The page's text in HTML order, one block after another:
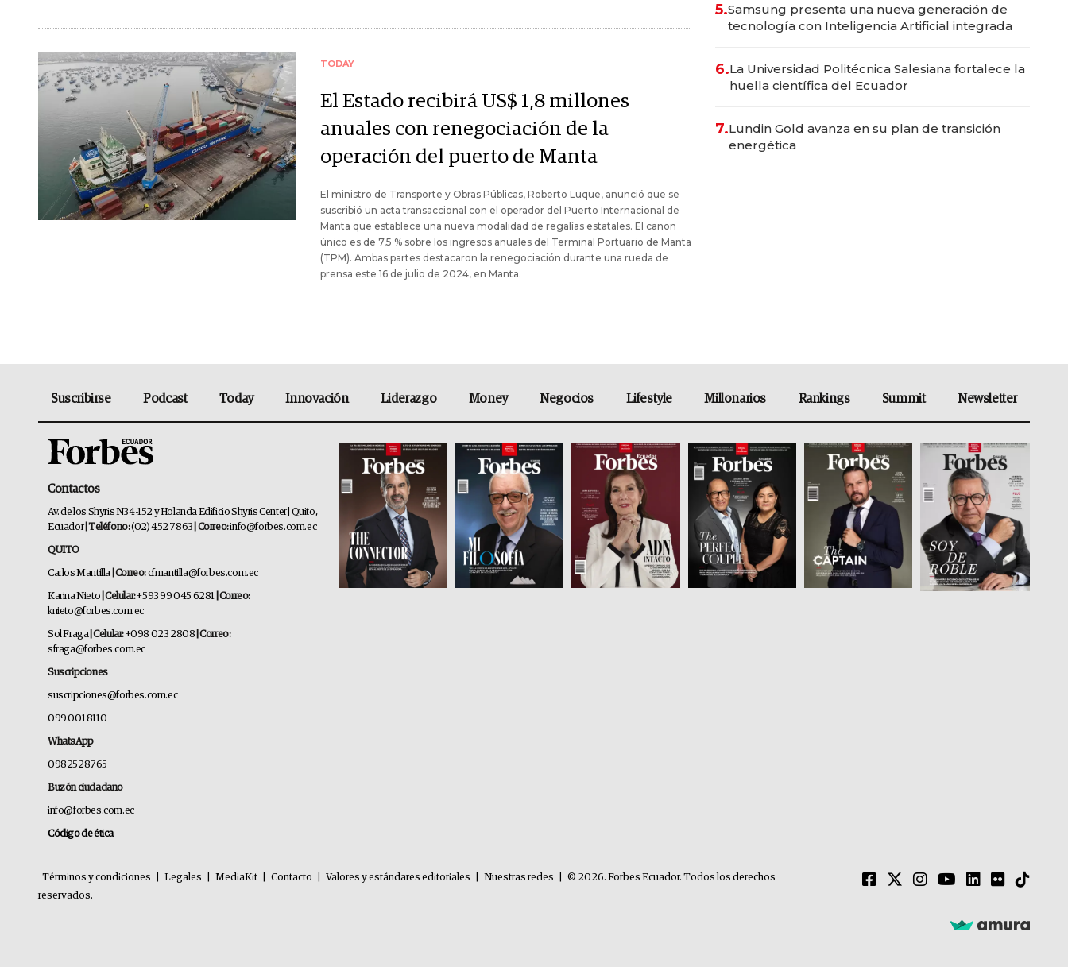
TODAY
El Estado recibirá US$ 1,8 millones
anuales con renegociación de la
operación del puerto de Manta
El ministro de Transporte y Obras Públicas, Roberto Luque, anunció que se
suscribió un acta transaccional con el operador del Puerto Internacional de
Manta que establece una nueva modalidad de regalías estatales. El canon
único es de 7,5 % sobre los ingresos anuales del Terminal Portuario de Manta
(TPM). Ambas partes destacaron la renegociación durante una rueda de
prensa este 16 de julio de 2024, en Manta.
5.Samsung presenta una nueva generación de
tecnología con Inteligencia Artificial integrada
6.La Universidad Politécnica Salesiana fortalece la
huella científica del Ecuador
7.Lundin Gold avanza en su plan de transición
energética
Suscribirse Podcast Today Innovación Liderazgo Money Negocios Lifestyle Millonarios Rankings Summit Newsletter
Contactos
Av. de los Shyris N34-152 y Holanda Edificio Shyris Center | Quito,
Ecuador | Teléfono:(02) 452 7863 | Correo:info@forbes.com.ec
QUITO
Carlos Mantilla | Correo:cfmantilla@forbes.com.ec
Karina Nieto | Celular:+593 99 045 6281 | Correo:
knieto@forbes.com.ec
Sol Fraga| Celular:+098 023 2808 | Correo:
sfraga@forbes.com.ec
Suscripciones
suscripciones@forbes.com.ec
099 001 8110
WhatsApp
0982528765
Buzón ciudadano
info@forbes.com.ec
Código de ética
Términos y condiciones Legales MediaKit Contacto Valores y estándares editoriales Nuestras redes
© 2026. Forbes Ecuador. Todos los derechos
reservados.